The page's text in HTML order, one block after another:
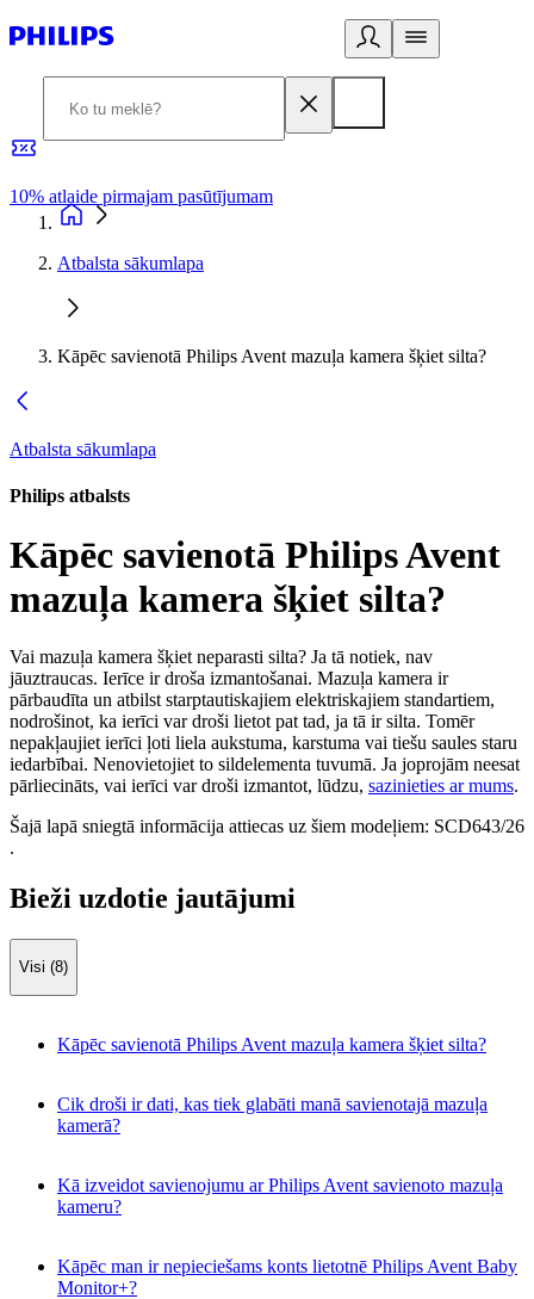
10% atlaide pirmajam pasūtījumam
Atbalsta sākumlapa
Kāpēc savienotā Philips Avent mazuļa kamera šķiet silta?
Atbalsta sākumlapa
Philips atbalsts
Kāpēc savienotā Philips Avent
mazuļa kamera šķiet silta?
Vai mazuļa kamera šķiet neparasti silta? Ja tā notiek, nav
jāuztraucas. Ierīce ir droša izmantošanai. Mazuļa kamera ir
pārbaudīta un atbilst starptautiskajiem elektriskajiem standartiem,
nodrošinot, ka ierīci var droši lietot pat tad, ja tā ir silta. Tomēr
nepakļaujiet ierīci ļoti liela aukstuma, karstuma vai tiešu saules staru
iedarbībai. Nenovietojiet to sildelementa tuvumā. Ja joprojām neesat
pārliecināts, vai ierīci var droši izmantot, lūdzu, sazinieties ar mums.
Šajā lapā sniegtā informācija attiecas uz šiem modeļiem: SCD643/26
.
Bieži uzdotie jautājumi
Visi (8)
Kāpēc savienotā Philips Avent mazuļa kamera šķiet silta?
Cik droši ir dati, kas tiek glabāti manā savienotajā mazuļa
kamerā?
Kā izveidot savienojumu ar Philips Avent savienoto mazuļa
kameru?
Kāpēc man ir nepieciešams konts lietotnē Philips Avent Baby
Monitor+?